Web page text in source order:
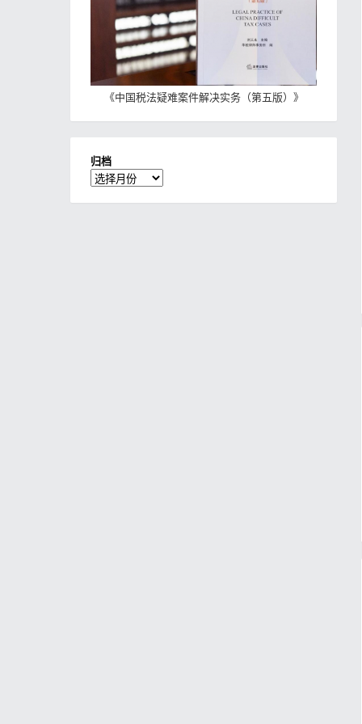
《中国税法疑难案件解决实务（第五版） 》
归档
归
档